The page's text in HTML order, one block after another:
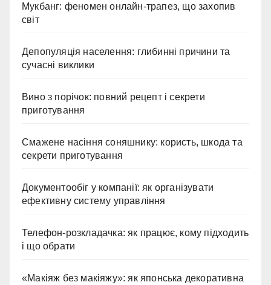
Мукбанг: феномен онлайн-трапез, що захопив
світ
Депопуляція населення: глибинні причини та
сучасні виклики
Вино з порічок: повний рецепт і секрети
приготування
Смажене насіння соняшнику: користь, шкода та
секрети приготування
Документообіг у компанії: як організувати
ефективну систему управління
Телефон-розкладачка: як працює, кому підходить
і що обрати
«Макіяж без макіяжу»: як японська декоративна